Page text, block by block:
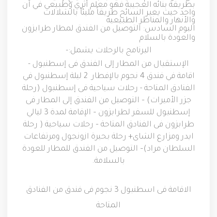
بطريقة بنائه العجيبة فهو معلم أثري وطبيعي في آن
واحد حيث يعبر السائح طريقاً مليئاً بالشلالات
والأنهار والمناظر الطبيعية
اليوم السادس: التوصيل من الفندق لمطار طرابزون
والعودة بالسلام
البرنامج بالرحلات يشمل:-
الإستقبال من المطار إلى الفندق فى إسطنبول -
اقامة في فندق 4 نجوم بالإفطار 2 ليلة إسطنبول في
الفنادق المتاحة- رحلات سياحية فى إسطنبول ( رحلة
جزر الأميرات ) – التوصيل من الفندق إلى المطار فى
إسطنبول للسفر لطرابزون – الإقامة لمدة 3 ليالي
طرابزون فى الفنادق المتاحة – رحلات سياحية ( رحلة
ايدر ومزارع الشاى+ رحلة بحيرة ازونجول ومرتفاعات
السلطان مراد)– التوصيل من الفندق للمطار للعودة
بالسلامة.
الاقامة فى اسطنبول 3 نجوم فى فندق من الفنادق
المتاحة